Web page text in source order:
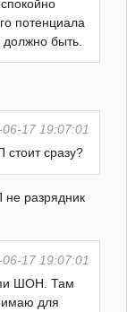
потенциала
быть.
17 19:07:01
стоит сразу?
разрядник
17 19:07:01
ШОН. Там
для